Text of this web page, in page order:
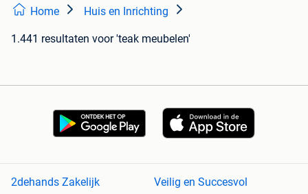
Home Huis en Inrichting
1.441 resultaten voor 'teak meubelen'
2dehands Zakelijk
Veilig en Succesvol